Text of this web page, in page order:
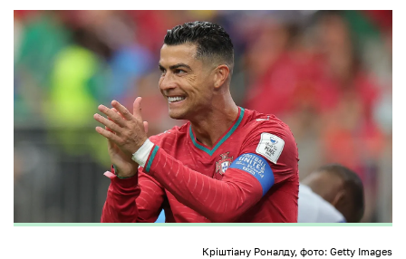
Кріштіану Роналду, фото: Getty Images